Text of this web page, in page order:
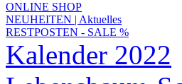
ONLINE SHOP
NEUHEITEN | Aktuelles
RESTPOSTEN - SALE %
Kalender 2022